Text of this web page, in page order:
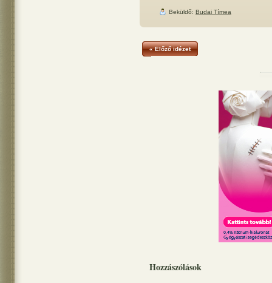
Beküldő: Budai Tímea
« Előző idézet
Hozzászólások